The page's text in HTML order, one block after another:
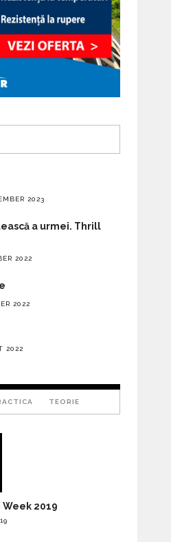
2023
a urmei. Thrill
2022
2022
2022
TEORIE
Week 2019